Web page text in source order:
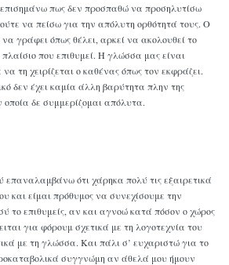
πως δεν προσπαθώ να προσηλυτίσω
να πείσω για την απόλυτη ορθότητά τους. Ο
γράφει όπως θέλει, αρκεί να ακολουθεί το
που επιθυμεί. Η γλώσσα μας είναι
τη χειρίζεται ο καθένας όπως τον εκφράζει.
δεν έχει καμία άλλη βαρύτητα πλην της
οποία δε συμμερίζομαι απόλυτα.
ότι χάρηκα πολύ τις εξαιρετικά
και είμαι πρόθυμος να συνεχίσουμε την
το επιθυμείς, αν και αγνοώ κατά πόσον ο χώρος
για φόρουμ σχετικά με τη λογοτεχνία του
με τη γλώσσα. Και πάλι σ’ ευχαριστώ για το
συγγνώμη αν άθελά μου ήμουν